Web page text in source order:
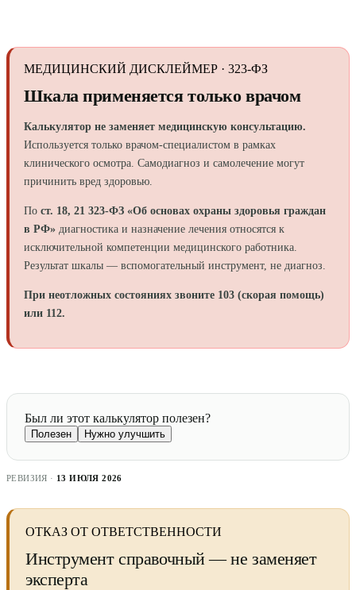
МЕДИЦИНСКИЙ ДИСКЛЕЙМЕР · 323-ФЗ
Шкала применяется только врачом
Калькулятор не заменяет медицинскую консультацию.
Используется только врачом-специалистом в рамках
клинического осмотра. Самодиагноз и самолечение могут
причинить вред здоровью.
По ст. 18, 21 323-ФЗ «Об основах охраны здоровья граждан
в РФ» диагностика и назначение лечения относятся к
исключительной компетенции медицинского работника.
Результат шкалы — вспомогательный инструмент, не диагноз.
При неотложных состояниях звоните 103 (скорая помощь)
или 112.
Был ли этот калькулятор полезен?
Полезен Нужно улучшить
РЕВИЗИЯ · 13 ИЮЛЯ 2026
ОТКАЗ ОТ ОТВЕТСТВЕННОСТИ
Инструмент справочный — не заменяет
эксперта